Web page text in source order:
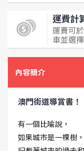
運費計
運費可
車並選
內容簡介
澳門街道導賞書！
有一個比喻說，
如果城市是一棵樹